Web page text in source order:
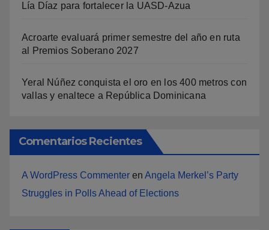
Lía Díaz para fortalecer la UASD-Azua
Acroarte evaluará primer semestre del año en ruta
al Premios Soberano 2027
Yeral Núñez conquista el oro en los 400 metros con
vallas y enaltece a República Dominicana
Comentarios Recientes
A WordPress Commenter en Angela Merkel’s Party
Struggles in Polls Ahead of Elections